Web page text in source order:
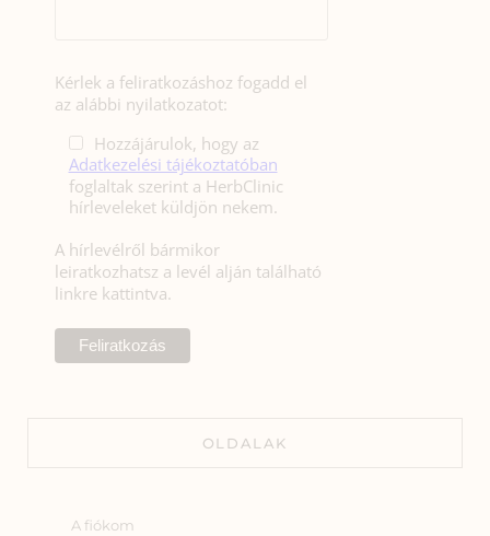
Kérlek a feliratkozáshoz fogadd el
az alábbi nyilatkozatot:
Hozzájárulok, hogy az
Adatkezelési tájékoztatóban
foglaltak szerint a HerbClinic
hírleveleket küldjön nekem.
A hírlevélről bármikor
leiratkozhatsz a levél alján található
linkre kattintva.
OLDALAK
A fiókom